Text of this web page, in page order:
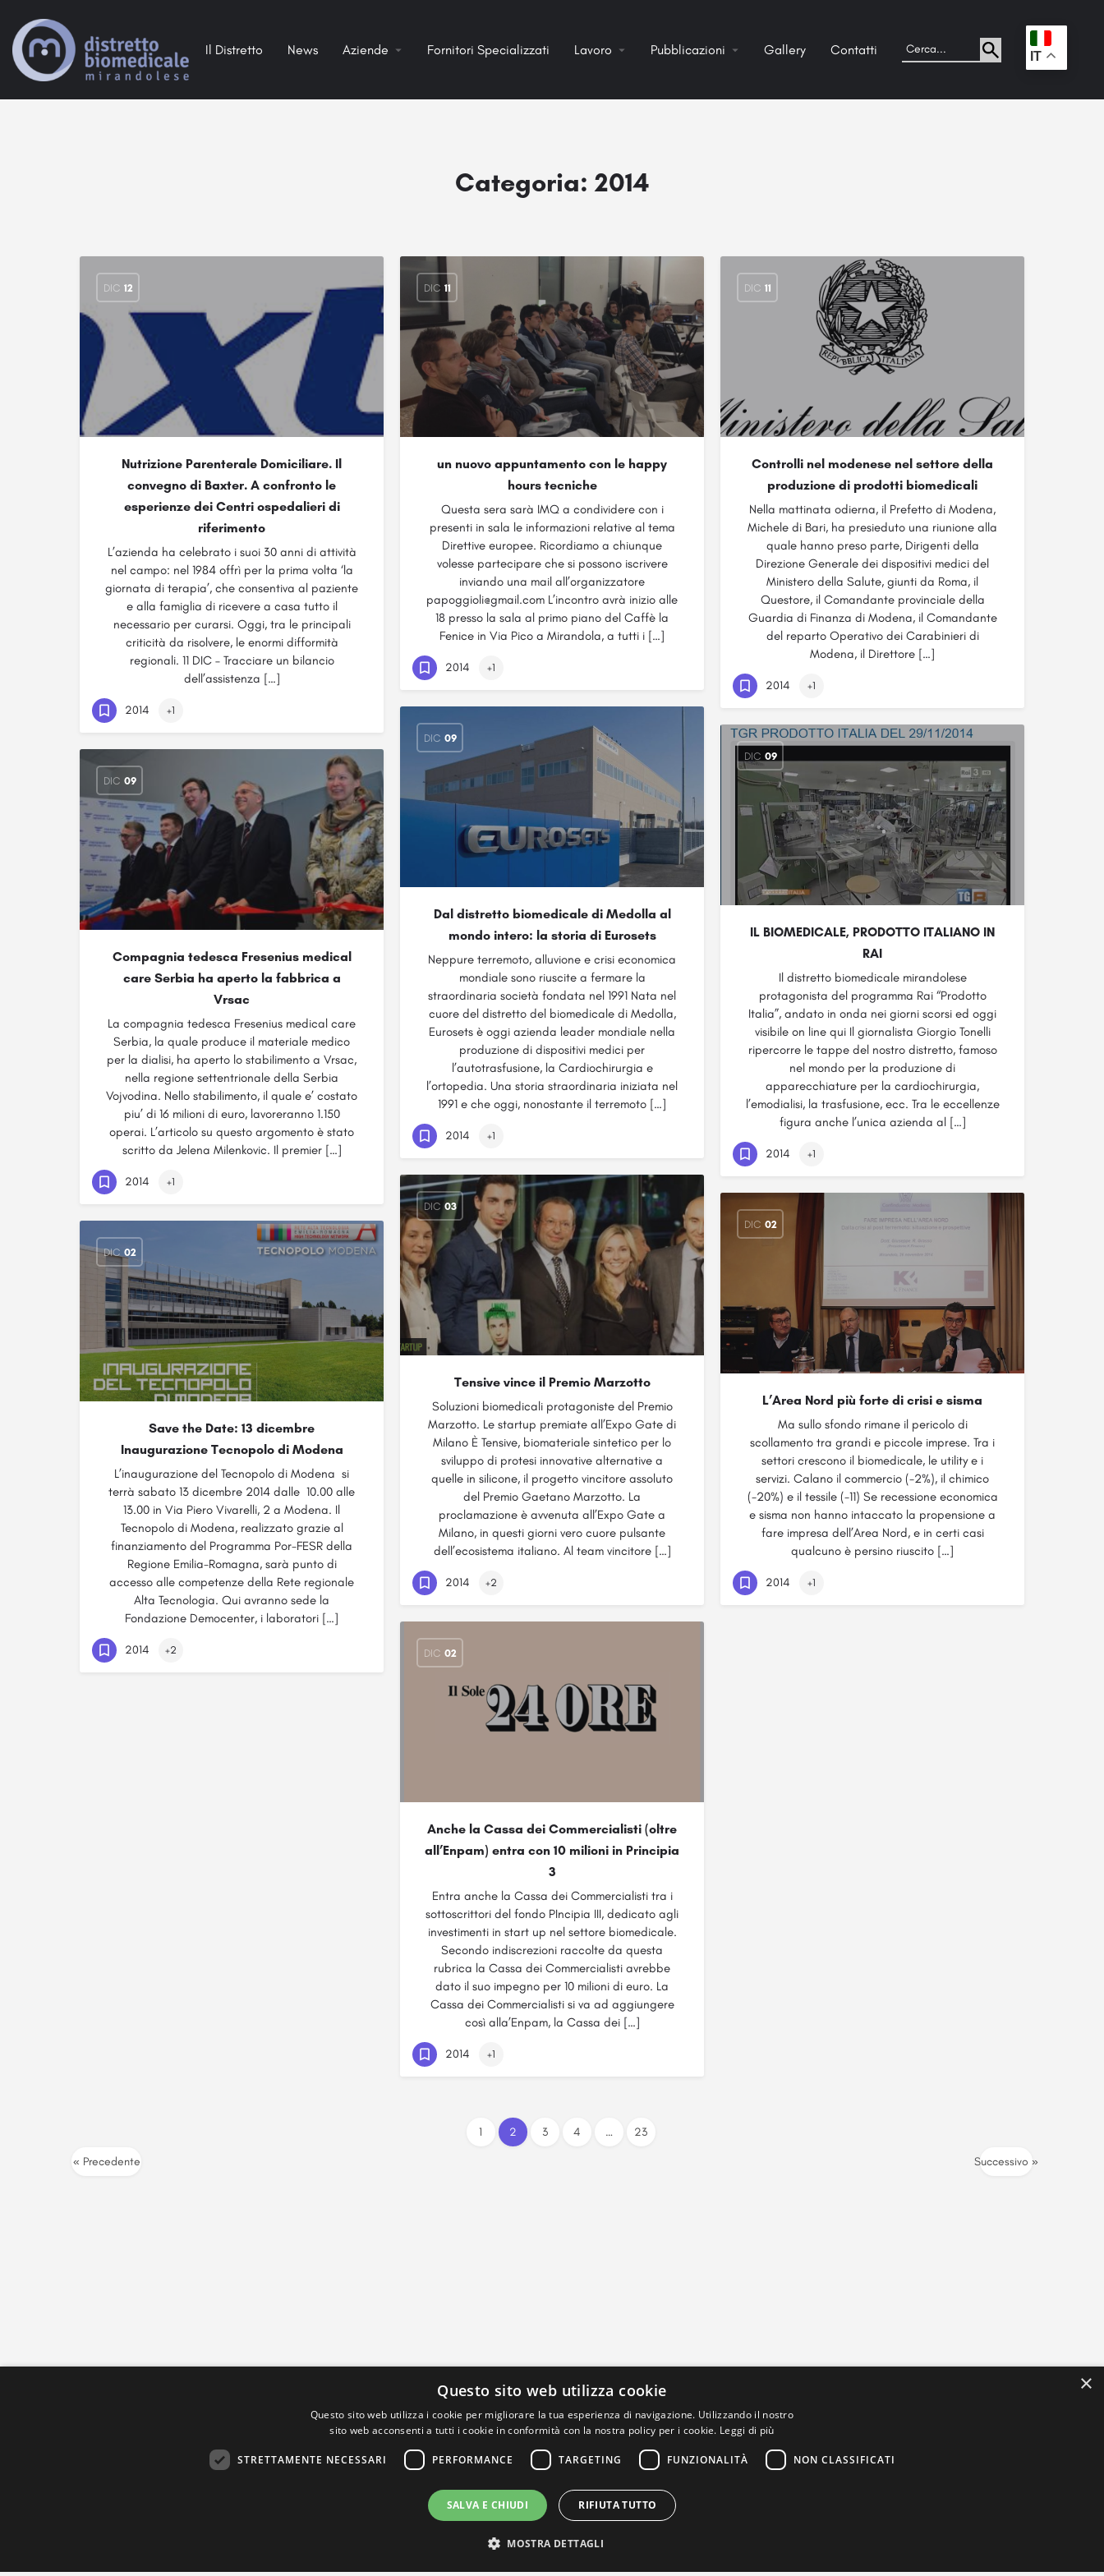
Il Distretto News Aziende Fornitori Specializzati Lavoro Pubblicazioni Gallery Contatti . IT
Categoria:2014
DIC 12
Nutrizione Parenterale Domiciliare. Il
convegno di Baxter. A confronto le
esperienze dei Centri ospedalieri di
riferimento
L’azienda ha celebrato i suoi 30 anni di attività
nel campo: nel 1984 offrì per la prima volta ‘la
giornata di terapia’, che consentiva al paziente
e alla famiglia di ricevere a casa tutto il
necessario per curarsi. Oggi, tra le principali
criticità da risolvere, le enormi difformità
regionali. 11 DIC – Tracciare un bilancio
dell’assistenza […]
2014 +1
DIC 11
un nuovo appuntamento con le happy
hours tecniche
Questa sera sarà IMQ a condividere con i
presenti in sala le informazioni relative al tema
Direttive europee. Ricordiamo a chiunque
volesse partecipare che si possono iscrivere
inviando una mail all’organizzatore
papoggioli@gmail.com L’incontro avrà inizio alle
18 presso la sala al primo piano del Caffè la
Fenice in Via Pico a Mirandola, a tutti i […]
2014 +1
DIC 11
Controlli nel modenese nel settore della
produzione di prodotti biomedicali
Nella mattinata odierna, il Prefetto di Modena,
Michele di Bari, ha presieduto una riunione alla
quale hanno preso parte, Dirigenti della
Direzione Generale dei dispositivi medici del
Ministero della Salute, giunti da Roma, il
Questore, il Comandante provinciale della
Guardia di Finanza di Modena, il Comandante
del reparto Operativo dei Carabinieri di
Modena, il Direttore […]
2014 +1
DIC 09
Dal distretto biomedicale di Medolla al
mondo intero: la storia di Eurosets
Neppure terremoto, alluvione e crisi economica
mondiale sono riuscite a fermare la
straordinaria società fondata nel 1991 Nata nel
cuore del distretto del biomedicale di Medolla,
Eurosets è oggi azienda leader mondiale nella
produzione di dispositivi medici per
l’autotrasfusione, la Cardiochirurgia e
l’ortopedia. Una storia straordinaria iniziata nel
1991 e che oggi, nonostante il terremoto […]
2014 +1
DIC 09
IL BIOMEDICALE, PRODOTTO ITALIANO IN
RAI
Il distretto biomedicale mirandolese
protagonista del programma Rai “Prodotto
Italia”, andato in onda nei giorni scorsi ed oggi
visibile on line qui Il giornalista Giorgio Tonelli
ripercorre le tappe del nostro distretto, famoso
nel mondo per la produzione di
apparecchiature per la cardiochirurgia,
l’emodialisi, la trasfusione, ecc. Tra le eccellenze
figura anche l’unica azienda al […]
2014 +1
DIC 09
Compagnia tedesca Fresenius medical
care Serbia ha aperto la fabbrica a
Vrsac
La compagnia tedesca Fresenius medical care
Serbia, la quale produce il materiale medico
per la dialisi, ha aperto lo stabilimento a Vrsac,
nella regione settentrionale della Serbia
Vojvodina. Nello stabilimento, il quale e’ costato
piu’ di 16 milioni di euro, lavoreranno 1.150
operai. L’articolo su questo argomento è stato
scritto da Jelena Milenkovic. Il premier […]
2014
+1
DIC 03
Tensive vince il Premio Marzotto
Soluzioni biomedicali protagoniste del Premio
Marzotto. Le startup premiate all’Expo Gate di
Milano È Tensive, biomateriale sintetico per lo
sviluppo di protesi innovative alternative a
quelle in silicone, il progetto vincitore assoluto
del Premio Gaetano Marzotto. La
proclamazione è avvenuta all’Expo Gate a
Milano, in questi giorni vero cuore pulsante
dell’ecosistema italiano. Al team vincitore […]
2014 +2
DIC 02
L’Area Nord più forte di crisi e sisma
Ma sullo sfondo rimane il pericolo di
scollamento tra grandi e piccole imprese. Tra i
settori crescono il biomedicale, le utility e i
servizi. Calano il commercio (-2%), il chimico
(-20%) e il tessile (-11) Se recessione economica
e sisma non hanno intaccato la propensione a
fare impresa dell’Area Nord, e in certi casi
qualcuno è persino riuscito […]
2014 +1
DIC 02
Save the Date: 13 dicembre
Inaugurazione Tecnopolo di Modena
L’inaugurazione del Tecnopolo di Modena si
terrà sabato 13 dicembre 2014 dalle 10.00 alle
13.00 in Via Piero Vivarelli, 2 a Modena. Il
Tecnopolo di Modena, realizzato grazie al
finanziamento del Programma Por-FESR della
Regione Emilia-Romagna, sarà punto di
accesso alle competenze della Rete regionale
Alta Tecnologia. Qui avranno sede la
Fondazione Democenter, i laboratori […]
2014 +2 DIC 02
Anche la Cassa dei Commercialisti (oltre
all’Enpam) entra con 10 milioni in Principia
3
Entra anche la Cassa dei Commercialisti tra i
sottoscrittori del fondo PIncipia III, dedicato agli
investimenti in start up nel settore biomedicale.
Secondo indiscrezioni raccolte da questa
rubrica la Cassa dei Commercialisti avrebbe
dato il suo impegno per 10 milioni di euro. La
Cassa dei Commercialisti si va ad aggiungere
così alla’Enpam, la Cassa dei […]
2014 +1
« Precedente
1 2 3 4 … 23
Successivo »
×
Questo sito web utilizza cookie
Questo sito web utilizza i cookie per migliorare la tua esperienza di navigazione. Utilizzando il nostro
sito web acconsenti a tutti i cookie in conformità con la nostra policy per i cookie. Leggi di più
STRETTAMENTE NECESSARI PERFORMANCE TARGETING FUNZIONALITÀ NON CLASSIFICATI
SALVA E CHIUDI RIFIUTA TUTTO
MOSTRA DETTAGLI